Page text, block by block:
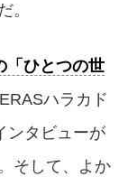
。
「ひとつの世
ハラカド
ンタビューが
そして、よか